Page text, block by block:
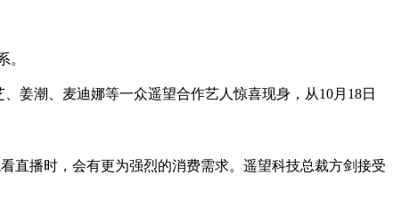
。
姜潮、麦迪娜等一众遥望合作艺人惊喜现身，从10月18日
直播时，会有更为强烈的消费需求。遥望科技总裁方剑接受